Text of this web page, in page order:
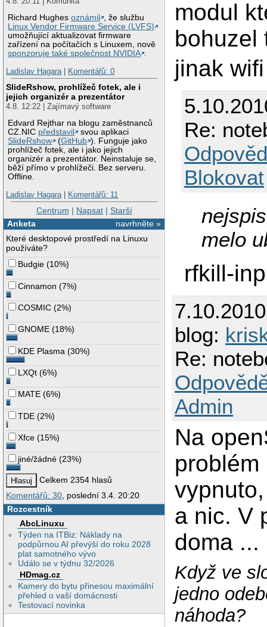
Richard Hughesoznámil
, že službu
Linux Vendor Firmware Service (LVFS)
umožňující aktualizovat firmware
zařízení na počítačích s Linuxem, nově
sponzoruje také společnost NVIDIA .
Ladislav Hagara| Komentářů: 0
SlideRshow, prohlížeč fotek, ale i
jejich organizér a prezentátor
4.8. 12:22 | Zajímavý software
Edvard Rejthar na blogu zaměstnanců
CZ.NIC představil
svou aplikaci
SlideRshow
(GitHub ). Funguje jako
prohlížeč fotek, ale i jako jejich
organizér a prezentátor. Neinstaluje se,
běží přímo v prohlížeči. Bez serveru.
Offline.
Ladislav Hagara| Komentářů: 11
Centrum | Napsat| Starší
navrhněte »
Anketa
Které desktopové prostředí na Linuxu
používáte?
Budgie (10%)
Cinnamon (7%)
COSMIC (2%)
GNOME (18%)
KDE Plasma (30%)
LXQt (6%)
MATE (6%)
TDE (2%)
Xfce (15%)
jiné/žádné (23%)
Celkem 2354 hlasů
Komentářů: 30 , poslední 3.4. 20:20
Rozcestník
AbcLinuxu
Týden na ITBiz: Náklady na
podpůrnou AI převýší do roku 2028
plat samotného vývo
Událo se v týdnu 32/2026
HDmag.cz
Kamery do bytu přinesou maximální
přehled o vaší domácnosti
Testovací novinka
modul
bohuzel
jinak
Re:
Blokovat
melo
rfkill-
blog:
Re:
Admin
Na
a nic. V
doma ...
Když ve
jedno
náhoda?